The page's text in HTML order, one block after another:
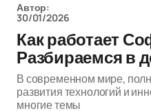
Автор:
30/01/2026
Как работает
Разбираемся в
В современном мире,
развития технологий и
многие темы